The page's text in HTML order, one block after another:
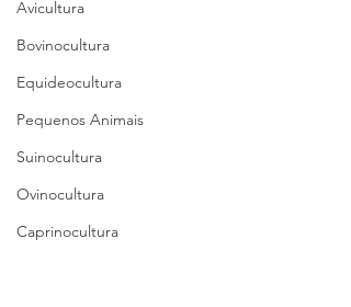
Avicultura
Bovinocultura
Equideocultura
Pequenos Animais
Suinocultura
Ovinocultura
Caprinocultura